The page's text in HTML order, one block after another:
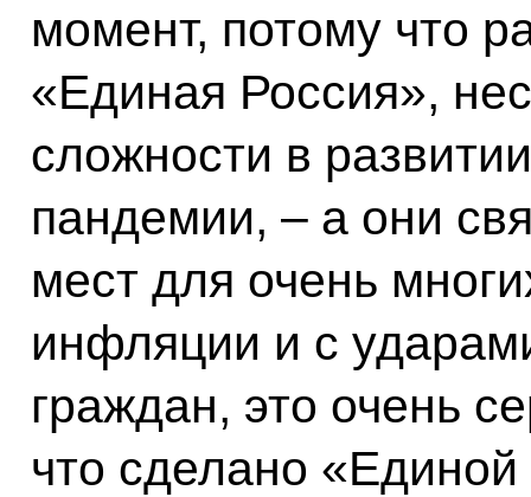
момент, потому что
«Единая Россия»,
сложности в
пандемии, – а они
мест для очень
инфляции и с
граждан, это очень
что сделано